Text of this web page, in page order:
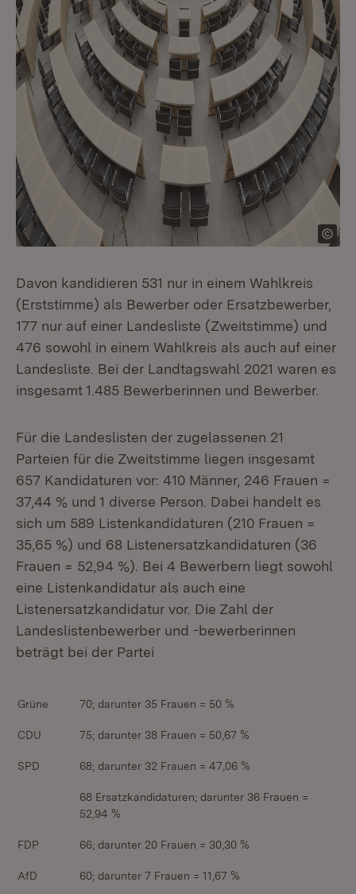
Davon kandidieren 531 nur in einem Wahlkreis
(Erststimme) als Bewerber oder Ersatzbewerber,
177 nur auf einer Landesliste (Zweitstimme) und
476 sowohl in einem Wahlkreis als auch auf einer
Landesliste. Bei der Landtagswahl 2021 waren es
insgesamt 1.485 Bewerberinnen und Bewerber.
Für die Landeslisten der zugelassenen 21
Parteien für die Zweitstimme liegen insgesamt
657 Kandidaturen vor: 410 Männer, 246 Frauen =
37,44 % und 1 diverse Person. Dabei handelt es
sich um 589 Listenkandidaturen (210 Frauen =
35,65 %) und 68 Listenersatzkandidaturen (36
Frauen = 52,94 %). Bei 4 Bewerbern liegt sowohl
eine Listenkandidatur als auch eine
Listenersatzkandidatur vor. Die Zahl der
Landeslistenbewerber und -bewerberinnen
beträgt bei der Partei
Grüne 70; darunter 35 Frauen = 50 %
CDU 75; darunter 38 Frauen = 50,67 %
SPD 68; darunter 32 Frauen = 47,06 %
68 Ersatzkandidaturen; darunter 36 Frauen =
52,94 %
FDP 66; darunter 20 Frauen = 30,30 %
AfD 60; darunter 7 Frauen = 11,67 %